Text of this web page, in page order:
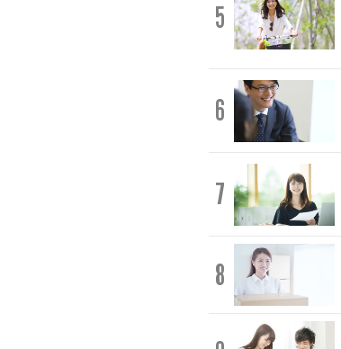
5
6
7
8